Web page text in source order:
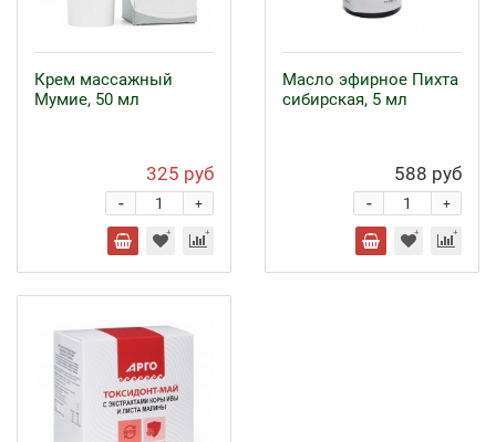
Крем массажный
Мумие, 50 мл
325 руб
+
-
Масло эфирное Пихта
сибирская, 5 мл
588 руб
+
-